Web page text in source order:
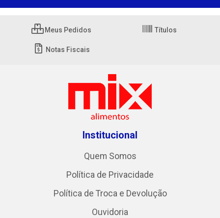
Meus Pedidos Títulos
Notas Fiscais
Institucional
Quem Somos
Política de Privacidade
Política de Troca e Devolução
Ouvidoria